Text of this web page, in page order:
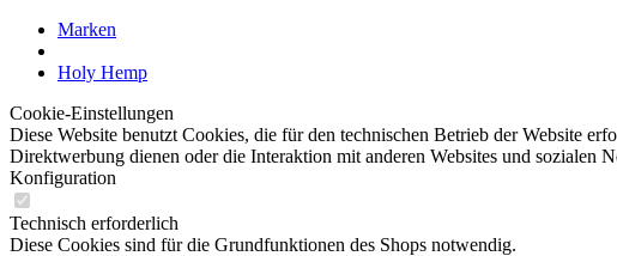
Marken
Holy Hemp
Cookie-Einstellungen
Diese Website benutzt Cookies, die für den technischen Betrieb der Website
Direktwerbung dienen oder die Interaktion mit anderen Websites und sozialen
Konfiguration
Technisch erforderlich
Diese Cookies sind für die Grundfunktionen des Shops notwendig.